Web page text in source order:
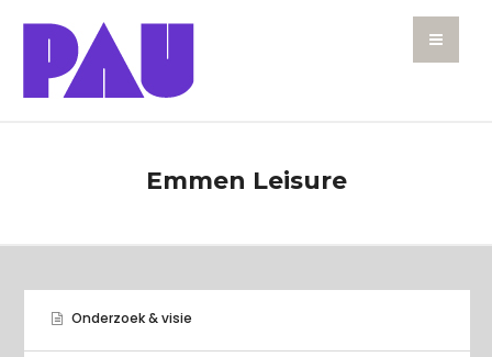
Emmen Leisure
Onderzoek & visie